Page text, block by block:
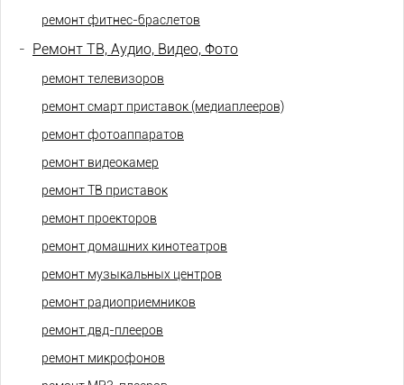
ремонт фитнес-браслетов
- Ремонт ТВ, Аудио, Видео, Фото
ремонт телевизоров
ремонт смарт приставок (медиаплееров)
ремонт фотоаппаратов
ремонт видеокамер
ремонт ТВ приставок
ремонт проекторов
ремонт домашних кинотеатров
ремонт музыкальных центров
ремонт радиоприемников
ремонт двд-плееров
ремонт микрофонов